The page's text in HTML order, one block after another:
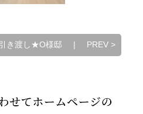
き渡し★O様邸 | PREV>